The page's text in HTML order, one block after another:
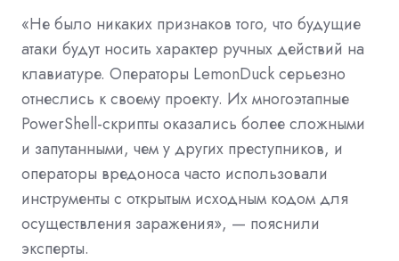
«Не было никаких признаков того, что будущие
атаки будут носить характер ручных действий на
клавиатуре. Операторы LemonDuck серьезно
отнеслись к своему проекту. Их многоэтапные
PowerShell-скрипты оказались более сложными
и запутанными, чем у других преступников, и
операторы вредоноса часто использовали
инструменты с открытым исходным кодом для
осуществления заражения», — пояснили
эксперты.